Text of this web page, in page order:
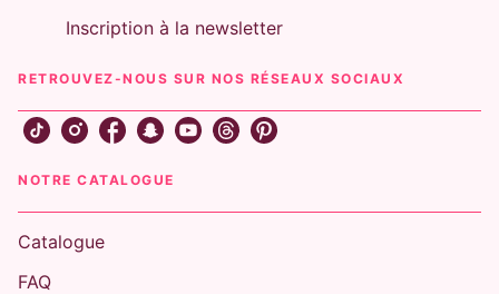
Inscription à la newsletter
RETROUVEZ-NOUS SUR NOS RÉSEAUX SOCIAUX
NOTRE CATALOGUE
Catalogue
FAQ